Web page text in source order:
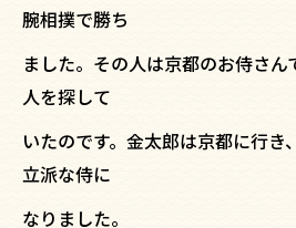
腕相撲で勝ち
ました。その人は京都のお侍さ
人を探して
いたのです。金太郎は京都に行き
立派な侍に
なりました。